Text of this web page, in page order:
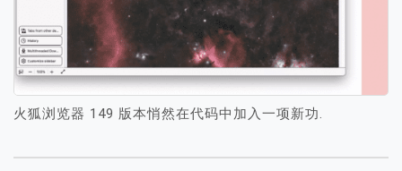
火狐浏览器 149 版本悄然在代码中加入一项新功.